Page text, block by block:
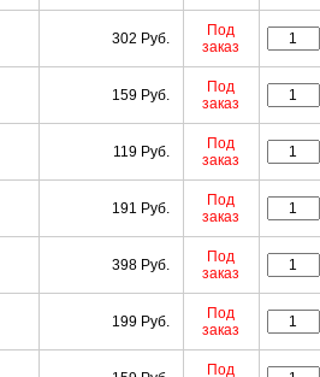
302 Руб.
Под
заказ
159 Руб.
Под
заказ
119 Руб.
Под
заказ
191 Руб.
Под
заказ
398 Руб.
Под
заказ
199 Руб.
Под
заказ
Под